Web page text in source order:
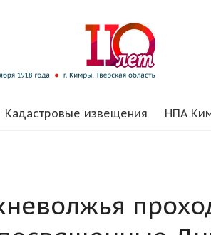
Кадастровые извещения НПА